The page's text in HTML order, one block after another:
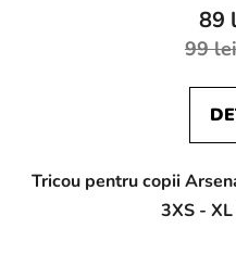
89
99 lei
Tricou pentru copii
3XS -